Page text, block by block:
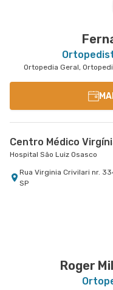
Ortopedia Geral,
Centro Médico
Hospital São Luiz Osasco
Rua Virginia Crivilari nr.
SP
Roger